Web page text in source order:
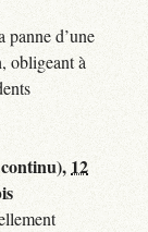
d’une
obligeant à
12